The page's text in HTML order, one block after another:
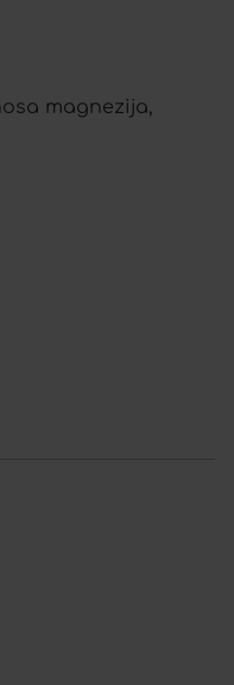
magnezija,